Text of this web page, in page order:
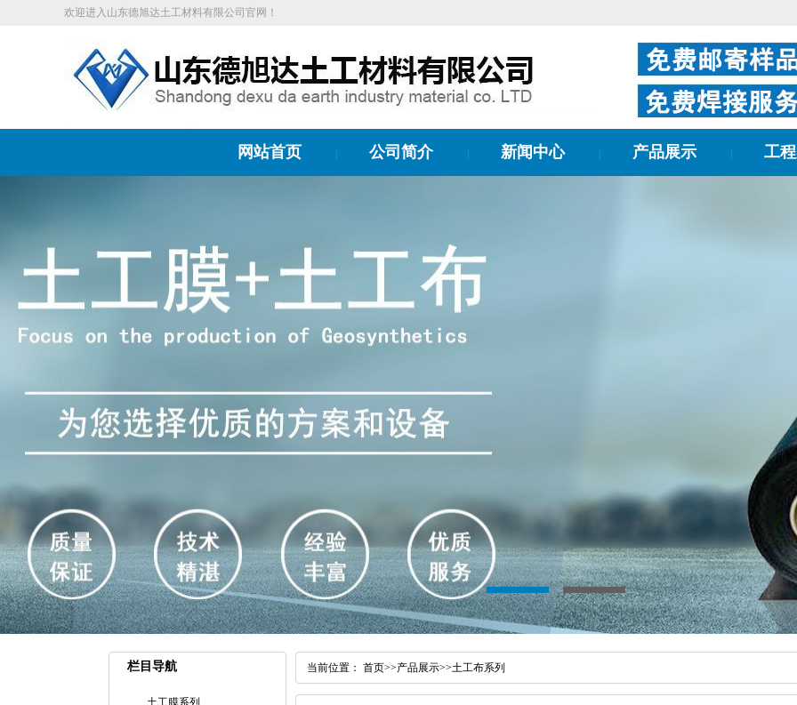
欢迎进入山东德旭达土工材料有限公司官网！
网站首页 公司简介 新闻中心 产品展示 工
栏目导航
土工膜系列
当前位置： 首页>>产品展示>>土工布系列